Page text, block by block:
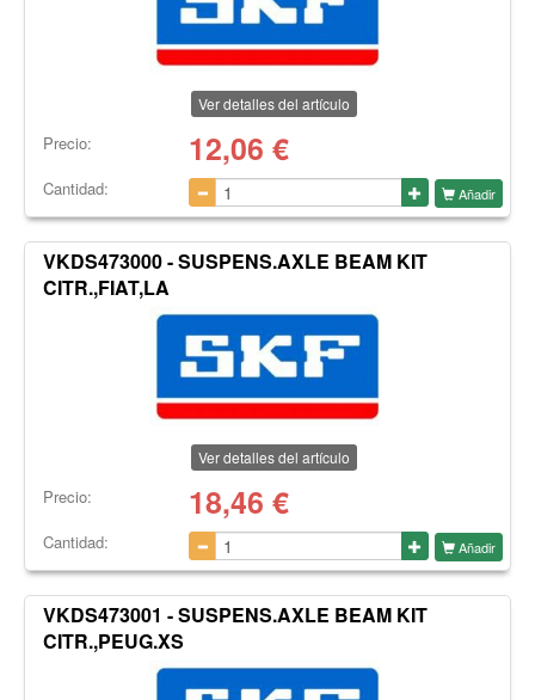
Ver detalles del artículo
Precio: 12,06 €
Cantidad: Añadir
VKDS473000 - SUSPENS.AXLE BEAM KIT
CITR.,FIAT,LA
Ver detalles del artículo
Precio: 18,46 €
Cantidad: Añadir
VKDS473001 - SUSPENS.AXLE BEAM KIT
CITR.,PEUG.XS